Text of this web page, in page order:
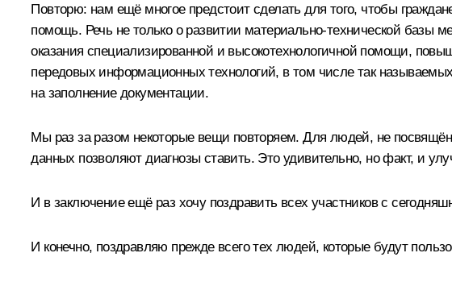
Повторю: нам ещё многое предстоит сделать для того, чтобы
помощь. Речь не только о развитии материально-технической базы
оказания специализированной и высокотехнологичной помощи,
передовых информационных технологий, в том числе так
на заполнение документации.
Мы раз за разом некоторые вещи повторяем. Для людей, не
данных позволяют диагнозы ставить. Это удивительно, но факт, и
И в заключение ещё раз хочу поздравить всех участников с
И конечно, поздравляю прежде всего тех людей, которые будут